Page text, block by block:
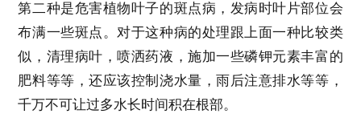
第二种是危害植物叶子的斑点病，发病时叶片部位会
布满一些斑点。对于这种病的处理跟上面一种比较类
似，清理病叶，喷洒药液，施加一些磷钾元素丰富的
肥料等等，还应该控制浇水量，雨后注意排水等等，
千万不可让过多水长时间积在根部。